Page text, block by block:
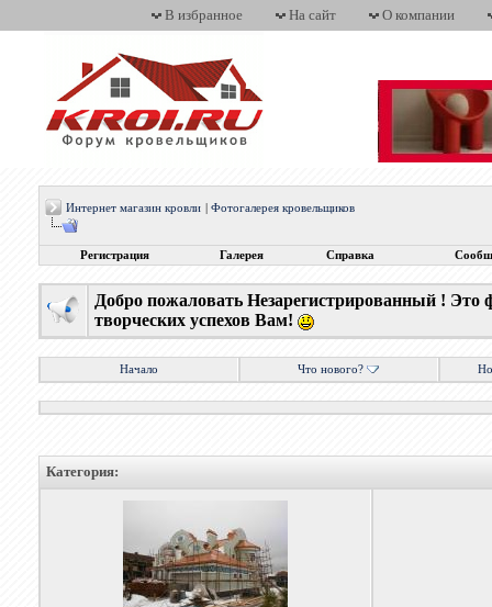
В избранное На сайт О компании
Интернет магазин кровли Фотогалерея кровельщиков
Регистрация Галерея Справка
Добро пожаловать Незарегистрированный !
творческих успехов Вам!
Начало Что нового?
Категория: